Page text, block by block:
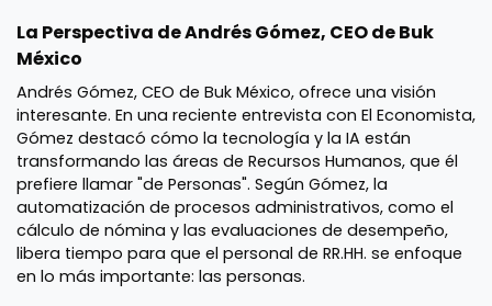
La Perspectiva de Andrés Gómez, CEO de Buk
México
Andrés Gómez, CEO de Buk México, ofrece una visión
interesante. En una reciente entrevista con El Economista,
Gómez destacó cómo la tecnología y la IA están
transformando las áreas de Recursos Humanos, que él
prefiere llamar "de Personas". Según Gómez, la
automatización de procesos administrativos, como el
cálculo de nómina y las evaluaciones de desempeño,
libera tiempo para que el personal de RR.HH. se enfoque
en lo más importante: las personas.